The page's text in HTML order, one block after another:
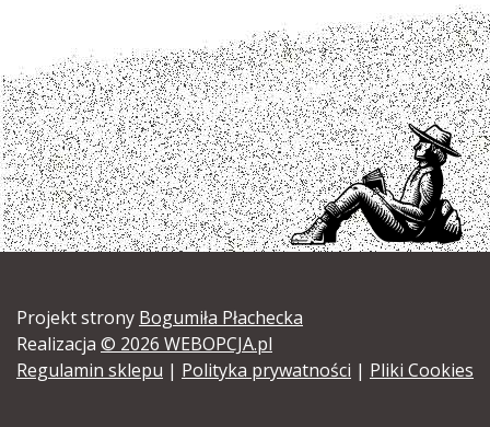
Projekt strony Bogumiła Płachecka
Realizacja © 2026 WEBOPCJA.pl
Regulamin sklepu | Polityka prywatności | Pliki Cookies